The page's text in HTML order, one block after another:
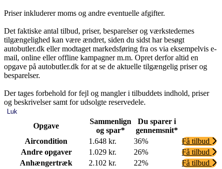
Priser inkluderer moms og andre eventuelle afgifter.
Det faktiske antal tilbud, priser, besparelser og værkstedernes
tilgængelighed kan være ændret, siden du sidst har besøgt
autobutler.dk eller modtaget markedsføring fra os via eksempelvis e-
mail, online eller offline kampagner m.m. Opret derfor altid en
opgave på autobutler.dk for at se de aktuelle tilgængelig priser og
besparelser.
Der tages forbehold for fejl og mangler i tilbuddets indhold, priser
og beskrivelser samt for udsolgte reservedele.
Luk
Opgave
Sammenlign
og spar*
Du sparer i
gennemsnit*
Aircondition
1.648 kr. 36%
Få tilbud
Andre opgaver
1.029 kr. 26%
Få tilbud
Anhængertræk
2.102 kr. 22%
Få tilbud